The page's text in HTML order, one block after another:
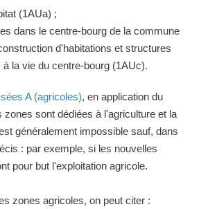
(1AUa) ;
dans le centre-bourg de la commune
d'habitations et structures
la vie du centre-bourg (1AUc).
A (agricoles), en application du
zones sont dédiées à l'agriculture et la
généralement impossible sauf, dans
: par exemple, si les nouvelles
pour but l'exploitation agricole.
zones agricoles, on peut citer :